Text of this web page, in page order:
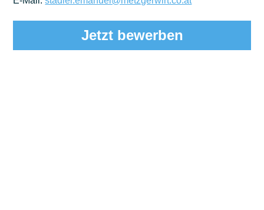
Jetzt bewerben